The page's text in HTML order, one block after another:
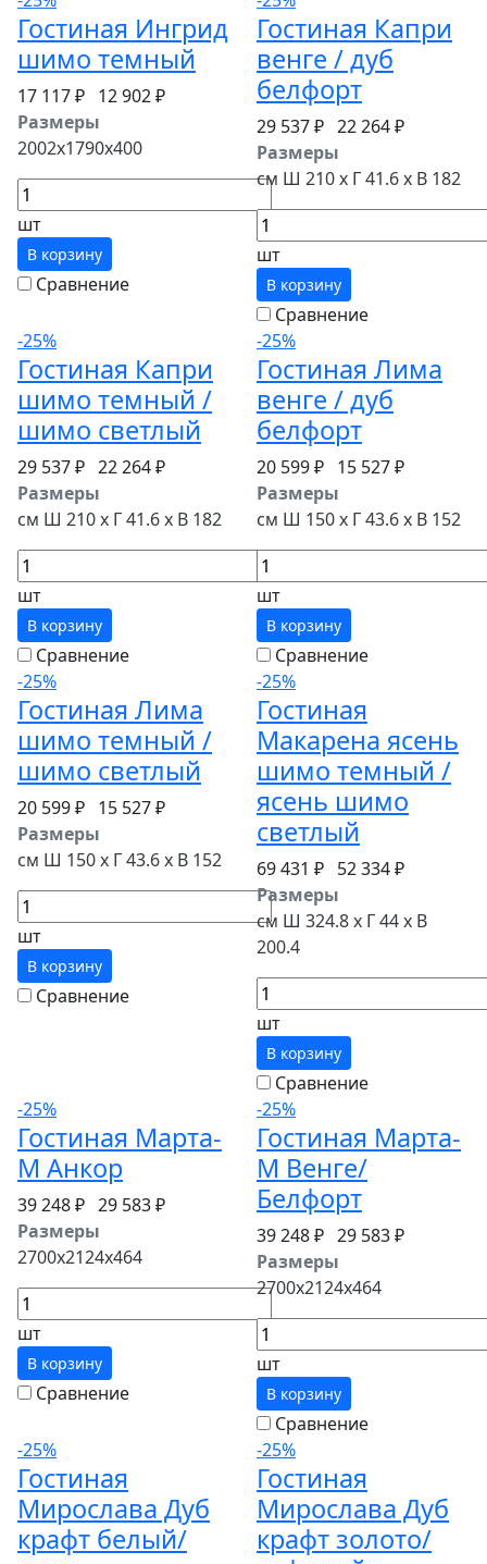
Гостиная Ингрид
шимо темный
17 117 ₽ 12 902 ₽
Размеры
2002x1790x400
шт
В корзину
Сравнение
Гостиная Капри
венге / дуб
белфорт
29 537 ₽ 22 264 ₽
Размеры
см Ш 210 x Г 41.6 x В 182
шт
В корзину
Сравнение
-25%
Гостиная Капри
шимо темный /
шимо светлый
29 537 ₽ 22 264 ₽
Размеры
см Ш 210 x Г 41.6 x В 182
шт
В корзину
Сравнение
-25%
Гостиная Лима
венге / дуб
белфорт
20 599 ₽ 15 527 ₽
Размеры
см Ш 150 x Г 43.6 x В 152
шт
В корзину
Сравнение
-25%
Гостиная Лима
шимо темный /
шимо светлый
20 599 ₽ 15 527 ₽
Размеры
см Ш 150 x Г 43.6 x В 152
шт
В корзину
Сравнение
-25%
Гостиная
Макарена ясень
шимо темный /
ясень шимо
светлый
69 431 ₽ 52 334 ₽
Размеры
см Ш 324.8 x Г 44 x В
200.4
шт
В корзину
Сравнение
-25%
Гостиная Марта-
М Анкор
39 248 ₽ 29 583 ₽
Размеры
2700x2124x464
шт
В корзину
Сравнение
-25%
Гостиная Марта-
М Венге/
Белфорт
39 248 ₽ 29 583 ₽
Размеры
2700x2124x464
шт
В корзину
Сравнение
-25%
Гостиная
Мирослава Дуб
крафт белый/
-25%
Гостиная
Мирослава Дуб
крафт золото/